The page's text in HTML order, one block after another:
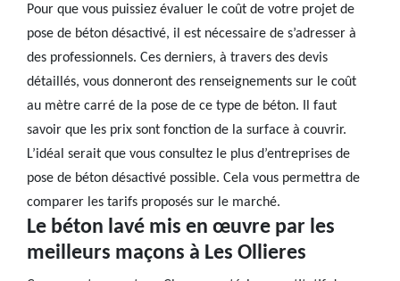
Pour que vous puissiez évaluer le coût de votre projet de
pose de béton désactivé, il est nécessaire de s’adresser à
des professionnels. Ces derniers, à travers des devis
détaillés, vous donneront des renseignements sur le coût
au mètre carré de la pose de ce type de béton. Il faut
savoir que les prix sont fonction de la surface à couvrir.
L’idéal serait que vous consultez le plus d’entreprises de
pose de béton désactivé possible. Cela vous permettra de
comparer les tarifs proposés sur le marché.
Le béton lavé mis en œuvre par les
meilleurs maçons à Les Ollieres